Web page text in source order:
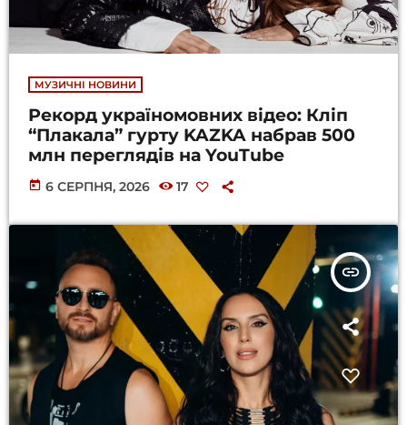
МУЗИЧНІ НОВИНИ
Рекорд україномовних відео: Кліп
“Плакала” гурту KAZKA набрав 500
млн переглядів на YouTube
today 6 СЕРПНЯ, 2026 17
insert_link